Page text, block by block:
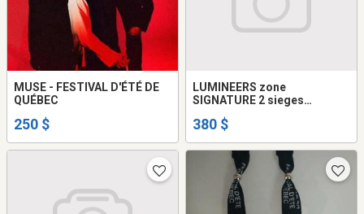
MUSE - FESTIVAL D'ÉTÉ DE
QUÉBEC
250 $
LUMINEERS zone
SIGNATURE 2 sieges
380 $